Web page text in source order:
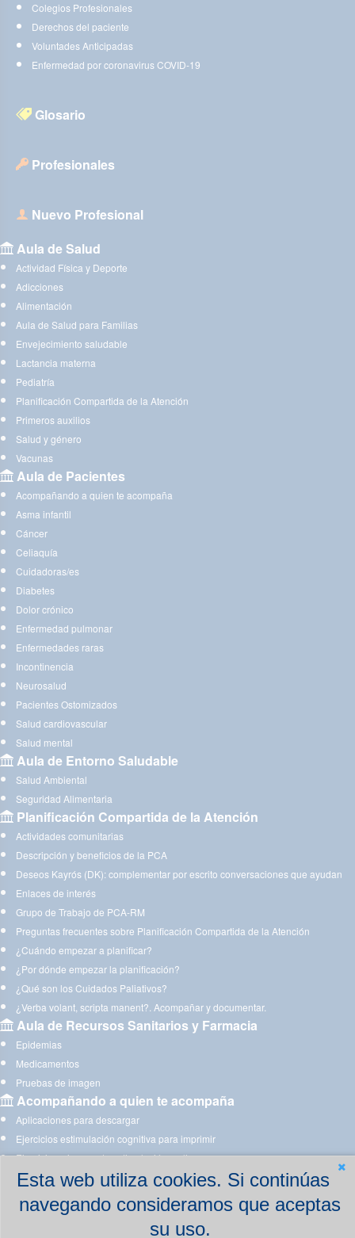
Esta web utiliza cookies. Si continúas
navegando consideramos que aceptas
su uso.
Colegios Profesionales
Derechos del paciente
Voluntades Anticipadas
Enfermedad por coronavirus COVID-19
Glosario
Profesionales
Nuevo Profesional
Aula de Salud
Actividad Física y Deporte
Adicciones
Alimentación
Aula de Salud para Familias
Envejecimiento saludable
Lactancia materna
Pediatría
Planificación Compartida de la Atención
Primeros auxilios
Salud y género
Vacunas
Aula de Pacientes
Acompañando a quien te acompaña
Asma infantil
Cáncer
Celiaquía
Cuidadoras/es
Diabetes
Dolor crónico
Enfermedad pulmonar
Enfermedades raras
Incontinencia
Neurosalud
Pacientes Ostomizados
Salud cardiovascular
Salud mental
Aula de Entorno Saludable
Salud Ambiental
Seguridad Alimentaria
Planificación Compartida de la Atención
Actividades comunitarias
Descripción y beneficios de la PCA
Deseos Kayrós (DK): complementar por escrito conversaciones que ayudan
Enlaces de interés
Grupo de Trabajo de PCA-RM
Preguntas frecuentes sobre Planificación Compartida de la Atención
¿Cuándo empezar a planificar?
¿Por dónde empezar la planificación?
¿Qué son los Cuidados Paliativos?
¿Verba volant, scripta manent?. Acompañar y documentar.
Aula de Recursos Sanitarios y Farmacia
Epidemias
Medicamentos
Pruebas de imagen
Acompañando a quien te acompaña
Aplicaciones para descargar
Ejercicios estimulación cognitiva para imprimir
Ejercicios y juegos de estimulación on line